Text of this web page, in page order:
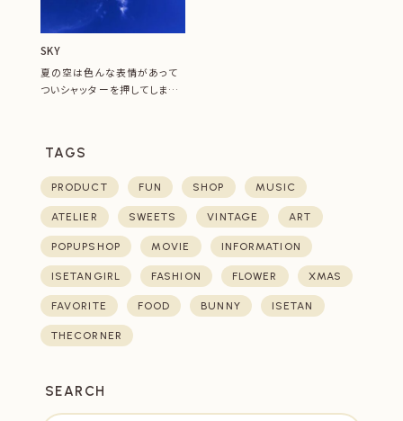
SKY
夏の空は色んな表情があって
ついシャッターを押してしまい
TAGS
PRODUCT FUN SHOP MUSIC
ATELIER SWEETS VINTAGE ART
POPUPSHOP MOVIE INFORMATION
ISETANGIRL FASHION FLOWER XMAS
FAVORITE FOOD BUNNY ISETAN
THECORNER
SEARCH